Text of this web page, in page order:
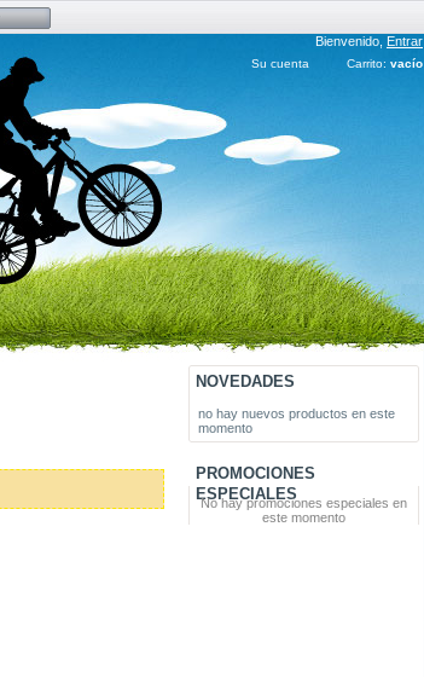
Bienvenido, Entrar
Carrito: vacío
Su cuenta
NOVEDADES
no hay nuevos productos en este
momento
PROMOCIONES
ESPECIALES
No hay promociones especiales en
este momento